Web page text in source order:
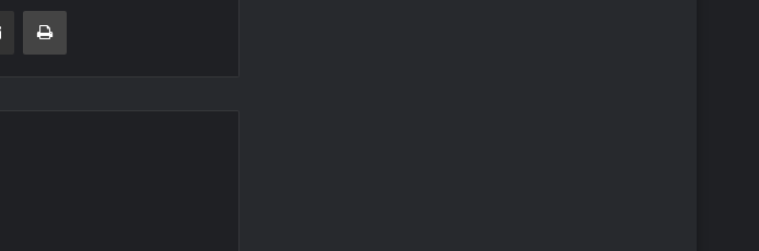
E-Posta ile paylaş Yazdır